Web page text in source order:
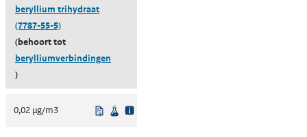
beryllium trihydraat
(7787-55-5)
(behoort tot
berylliumverbindingen
)
bron
0,02 µg/m3 Uit regelgeving
Wetenschappelijke bron